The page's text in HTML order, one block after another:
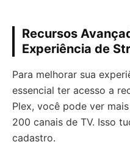
Recursos
Experiência de
Para melhorar sua
essencial ter acesso a
Plex, você pode ver
200 canais de TV. Isso
cadastro.